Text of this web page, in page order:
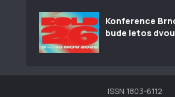
Konference
bude letos
ISSN 1803-6112